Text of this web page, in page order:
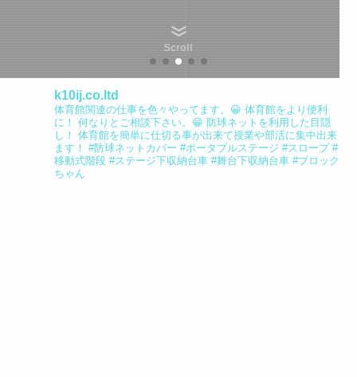
Scroll
k10ij.co.ltd
体育館関連の仕事を色々やってます。😀 体育館をより便利
に！
何なりとご相談下さい。😁 防球ネットを利用した目隠
し！
体育館を簡単に仕切る事が出来て授業や部活に集中出来
ます！
#防球ネットカバー #ポータブルステージ #スロープ#
移動式階段#ステージ下収納台車#舞台下収納台車#ブロック
ちゃん